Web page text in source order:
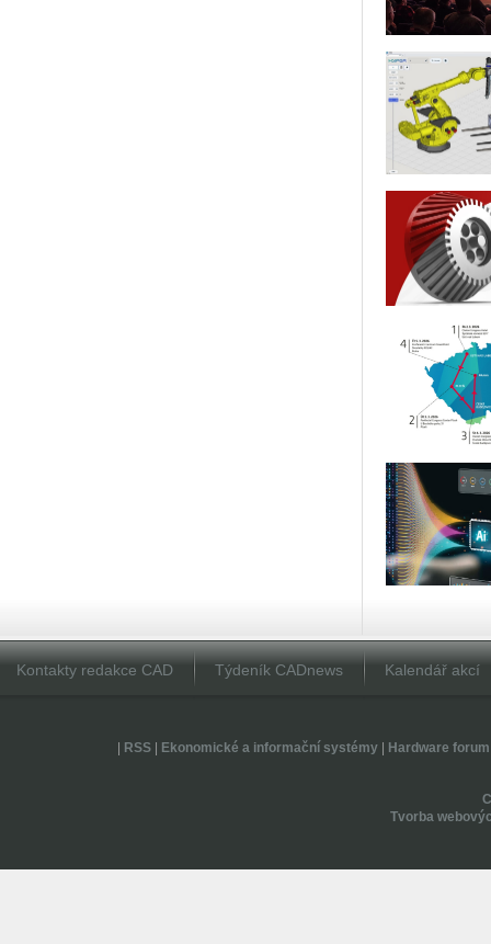
Kontakty redakce CAD Týdeník CADnews Kalendář akcí
RSS| Ekonomické a informační systémy| Hardware forum
Tvorba